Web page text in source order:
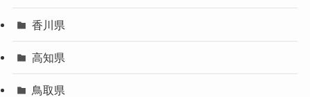
香川県
高知県
鳥取県